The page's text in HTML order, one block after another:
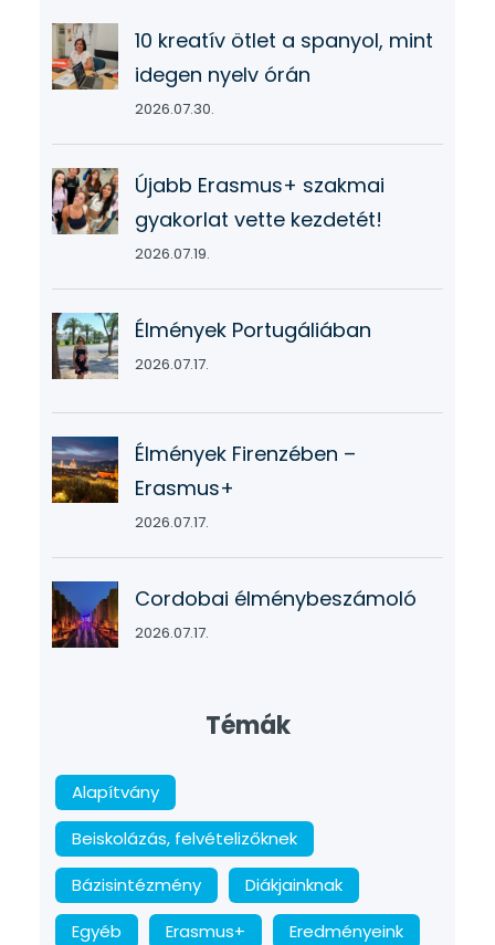
10 kreatív ötlet a spanyol, mint
idegen nyelv órán
2026.07.30.
Újabb Erasmus+ szakmai
gyakorlat vette kezdetét!
2026.07.19.
Élmények Portugáliában
2026.07.17.
Élmények Firenzében –
Erasmus+
2026.07.17.
Cordobai élménybeszámoló
2026.07.17.
Témák
Alapítvány
Beiskolázás, felvételizőknek
Bázisintézmény
Diákjainknak
Egyéb
Erasmus+
Eredményeink